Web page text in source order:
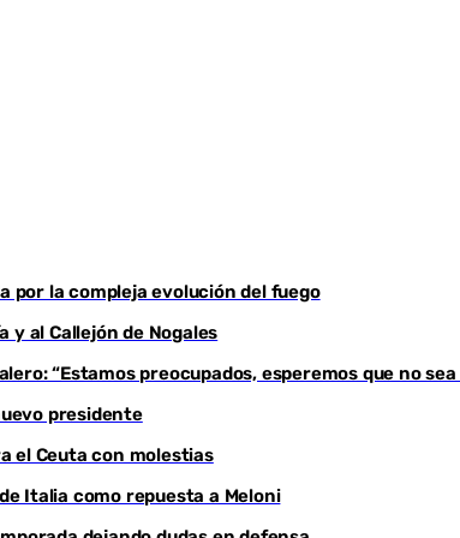
por la compleja evolución del fuego
y al Callejón de Nogales
“Estamos preocupados, esperemos que no sea
presidente
el Ceuta con molestias
Italia como repuesta a Meloni